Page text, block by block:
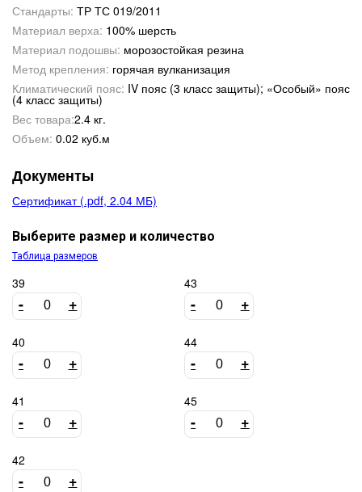
Стандарты: ТР ТС 019/2011
Материал верха: 100% шерсть
Материал подошвы: морозостойкая резина
Метод крепления: горячая вулканизация
Климатический пояс: IV пояс (3 класс защиты); «Особый» пояс
(4 класс защиты)
Вес товара:2.4 кг.
Объем: 0.02 куб.м
Документы
Сертификат (.pdf, 2.04 МБ)
Выберите размер и количество
Таблица размеров
39
- +
40
- +
41
- +
42
- +
43
- +
44
- +
45
- +